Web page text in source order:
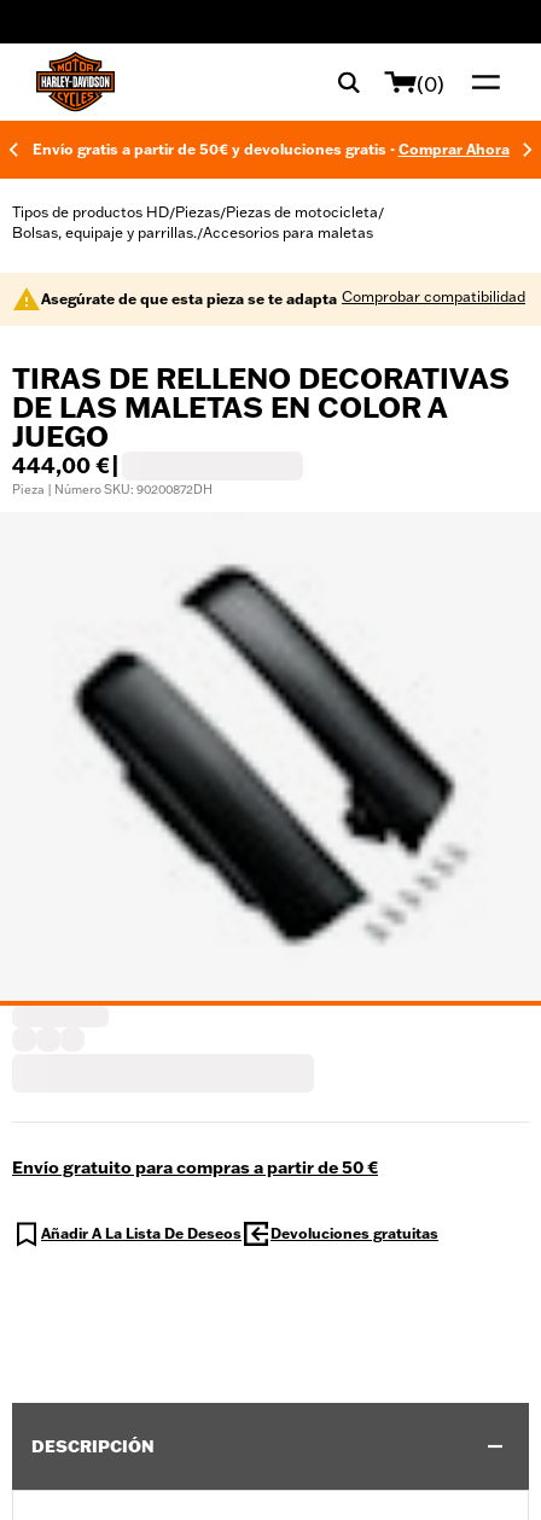
(0)
Envío gratis a partir de 50€ y devoluciones gratis - Comprar Ahora
Tipos de productos HD/Piezas/Piezas de motocicleta/
Bolsas, equipaje y parrillas./Accesorios para maletas
Asegúrate de que esta pieza se te adapta Comprobar compatibilidad
TIRAS DE RELLENO DECORATIVAS
DE LAS MALETAS EN COLOR A
JUEGO
444,00 €
Pieza | Número SKU: 90200872DH
Envío gratuito para compras a partir de 50 €
Añadir A La Lista De Deseos Devoluciones gratuitas
DESCRIPCIÓN